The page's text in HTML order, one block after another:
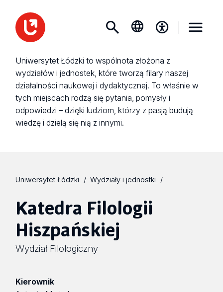
Uniwersytet Łódzki to wspólnota złożona z
wydziałów i jednostek, które tworzą filary naszej
działalności naukowej i dydaktycznej. To właśnie w
tych miejscach rodzą się pytania, pomysły i
odpowiedzi – dzięki ludziom, którzy z pasją budują
wiedzę i dzielą się nią z innymi.
Uniwersytet Łódzki Wydziały i jednostki
Katedra Filologii
Hiszpańskiej
Wydział Filologiczny
Kierownik